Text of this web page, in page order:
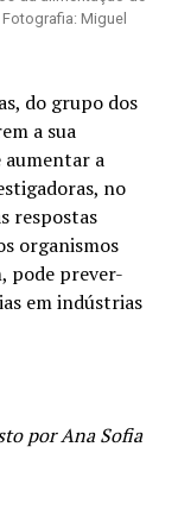
Miguel
do grupo dos
a sua
aumentar a
no
respostas
organismos
pode prever-
em indústrias
por Ana Sofia